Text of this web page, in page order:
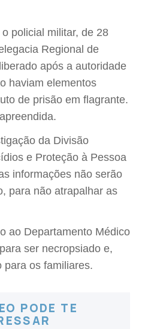
policial militar, de 28
Regional de
após a autoridade
haviam elementos
de prisão em flagrante.
da Divisão
e Proteção à Pessoa
informações não serão
para não atrapalhar as
ao Departamento Médico
ser necropsiado e,
para os familiares.
PODE TE